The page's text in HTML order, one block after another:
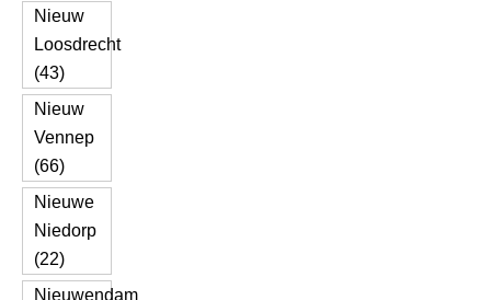
Nieuw
Loosdrecht
(43)
Nieuw
Vennep
(66)
Nieuwe
Niedorp
(22)
Nieuwendam